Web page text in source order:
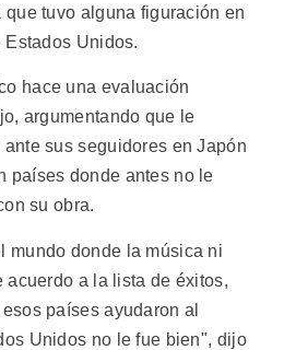
tuvo alguna figuración en
Estados Unidos.
hace una evaluación
argumentando que le
sus seguidores en Japón
países donde antes no le
su obra.
mundo donde la música ni
a la lista de éxitos,
países ayudaron al
Unidos no le fue bien", dijo